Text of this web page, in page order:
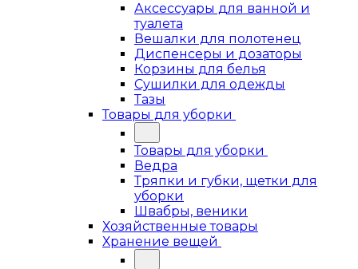
Аксессуары для ванной и
туалета
Вешалки для полотенец
Диспенсеры и дозаторы
Корзины для белья
Сушилки для одежды
Тазы
Товары для уборки
Товары для уборки
Ведра
Тряпки и губки, щетки для
уборки
Швабры, веники
Хозяйственные товары
Хранение вещей